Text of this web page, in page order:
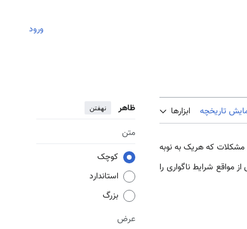
ورود
تاریخچه ابزارها ظاهر نهفتن
متن
کوچک
استاندارد
بزرگ
عرض
مشکلات که هریک به نوبه
مواقع شرایط ناگواری را